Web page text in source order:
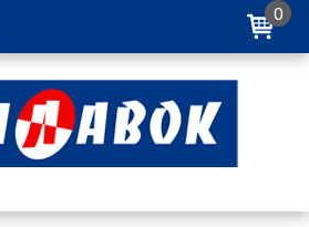
0